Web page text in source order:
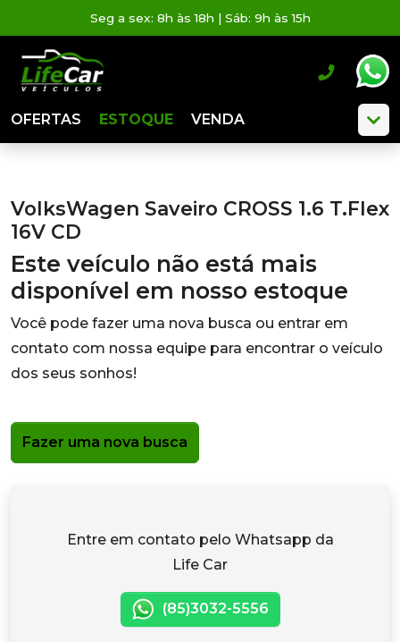
Seg a sex: 8h às 18h | Sáb: 9h às 15h
OFERTAS ESTOQUE VENDA
VolksWagen Saveiro CROSS 1.6 T.Flex
16V CD
Este veículo não está mais
disponível em nosso estoque
Você pode fazer uma nova busca ou entrar em
contato com nossa equipe para encontrar o veículo
dos seus sonhos!
Fazer uma nova busca
Entre em contato pelo Whatsapp da
Life Car
(85)3032-5556